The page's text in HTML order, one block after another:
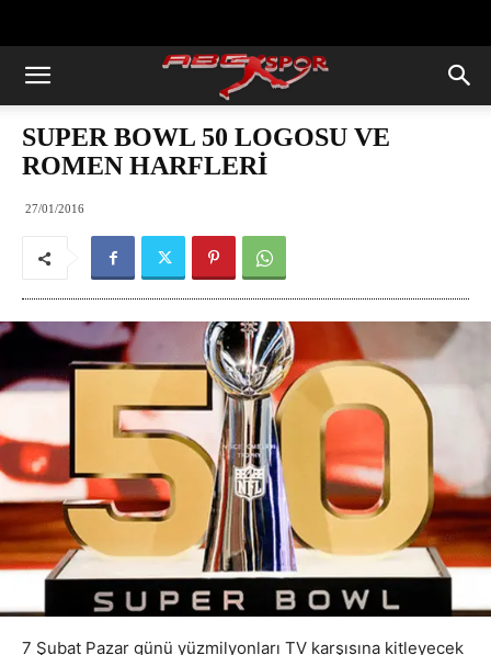
SUPER BOWL 50 LOGOSU VE
ROMEN HARFLERİ
27/01/2016
7 Şubat Pazar günü yüzmilyonları TV karşısına kitleyecek